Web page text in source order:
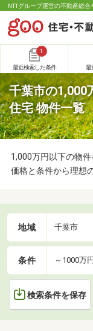
NTTグループ運営の不動産総
1
最近検索した条件 最
千葉市の1,000
住宅 物件一覧
1,000万円以下の物件
価格と条件から理想
地域 千葉市
条件 ～1000万
検索条件を保存